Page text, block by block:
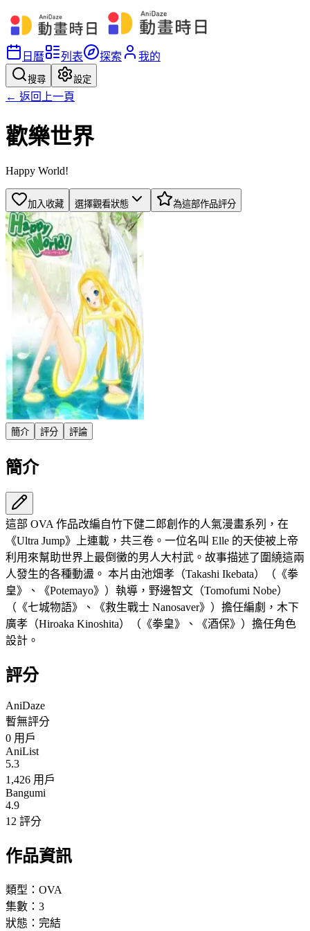
日曆 列表 探索 我的
搜尋 設定
← 返回上一頁
歡樂世界
Happy World!
加入收藏 選擇觀看狀態 為這部作品評分
簡介 評分 評論
簡介
這部 OVA 作品改編自竹下健二郎創作的人氣漫畫系列，在
《Ultra Jump》上連載，共三卷。一位名叫 Elle 的天使被上帝
利用來幫助世界上最倒黴的男人大村武。故事描述了圍繞這兩
人發生的各種動盪。 本片由池畑孝（Takashi Ikebata）（《拳
皇》、《Potemayo》）執導，野邊智文（Tomofumi Nobe）
（《七城物語》、《救生戰士 Nanosaver》）擔任編劇，木下
廣孝（Hiroaka Kinoshita）（《拳皇》、《酒保》）擔任角色
設計。
評分
AniDaze
暫無評分
0 用戶
AniList
5.3
1,426 用戶
Bangumi
4.9
12 評分
作品資訊
類型： OVA
集數： 3
狀態： 完結